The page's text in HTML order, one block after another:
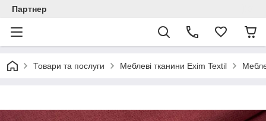
Партнер
Товари та послуги Меблеві тканини Exim Textil